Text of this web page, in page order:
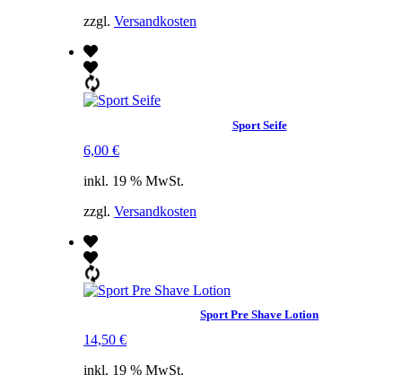
zzgl. Versandkosten
Sport Seife
6,00 €
inkl. 19 % MwSt.
zzgl. Versandkosten
Sport Pre Shave Lotion
14,50 €
inkl. 19 % MwSt.